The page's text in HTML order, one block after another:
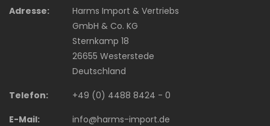
Adresse:
Harms Import & Vertriebs
GmbH & Co. KG
Sternkamp 18
26655 Westerstede
Deutschland
Telefon:
+49 (0) 4488 8424 - 0
E-Mail:
info@harms-import.de